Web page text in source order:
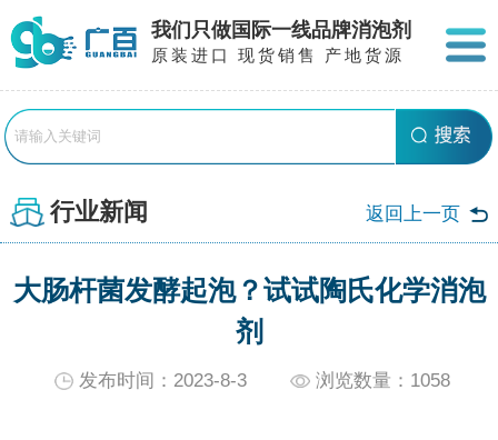
我们只做国际一线品牌消泡剂
原装进口 现货销售 产地货源
行业新闻 返回上一页
大肠杆菌发酵起泡？试试陶氏化学消泡
剂
发布时间：2023-8-3 浏览数量： 1058